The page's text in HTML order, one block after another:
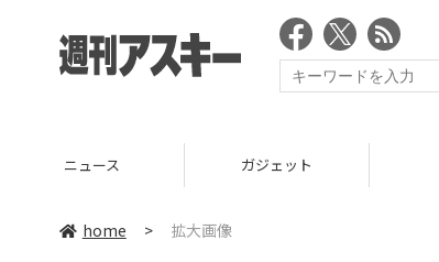
ニュース ガジェット
home > 拡大画像